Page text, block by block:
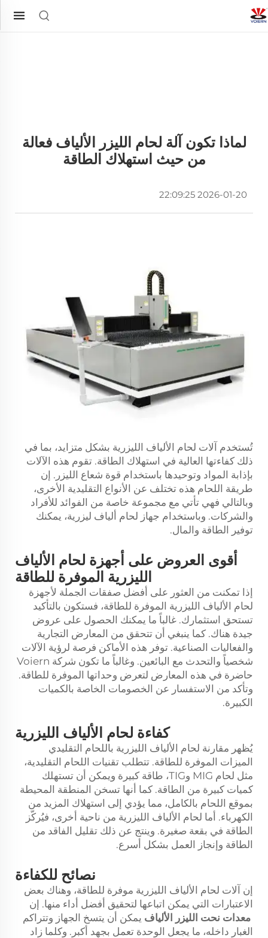
لماذا تكون آلة لحام الليزر الألياف فعالة
من حيث استهلاك الطاقة
2026-01-20 22:09:25
تُستخدم آلات لحام الألياف الليزرية بشكل متزايد، بما في
ذلك كفاءتها العالية في استهلاك الطاقة. تقوم هذه الآلات
بإذابة المواد وتوحيدها باستخدام قوة شعاع الليزر. إن
طريقة اللحام هذه تختلف عن الأنواع التقليدية الأخرى،
وبالتالي فهي تأتي مع مجموعة خاصة من الفوائد للأفراد
والشركات. وباستخدام جهاز لحام ألياف ليزرية، يمكنك
توفير الطاقة والمال.
أقوى العروض على أجهزة لحام الألياف
الليزرية الموفرة للطاقة
إذا تمكنت من العثور على أفضل صفقات الجملة لأجهزة
لحام الألياف الليزرية الموفرة للطاقة، فستكون بالتأكيد
تستحق استثمارك. غالباً ما يمكنك الحصول على عروض
جيدة هناك. كما ينبغي أن تتحقق من المعارض التجارية
والفعاليات الصناعية. توفر هذه الأماكن فرصة لرؤية الآلات
شخصياً والتحدث مع البائعين. وغالباً ما تكون شركة Voiern
حاضرة في هذه المعارض لتعرض وحداتها الموفرة للطاقة.
وتأكد من الاستفسار عن الخصومات الخاصة بالكميات
الكبيرة.
كفاءة لحام الألياف الليزرية
يُظهر مقارنة لحام الألياف الليزرية باللحام التقليدي
الميزات الموفرة للطاقة. تتطلب تقنيات اللحام التقليدية،
مثل لحام MIG وTIG، طاقة كبيرة ويمكن أن تستهلك
كميات كبيرة من الطاقة. كما أنها تسخن المنطقة المحيطة
بموقع اللحام بالكامل، مما يؤدي إلى استهلاك المزيد من
الكهرباء. أما لحام الألياف الليزرية من ناحية أخرى، فيُركّز
الطاقة في بقعة صغيرة. وينتج عن ذلك تقليل الفاقد من
الطاقة وإنجاز العمل بشكل أسرع.
نصائح للكفاءة
إن آلات لحام الألياف الليزرية موفرة للطاقة، وهناك بعض
الاعتبارات التي يمكن اتباعها لتحقيق أفضل أداء منها. إن
معدات نحت الليزر الألياف يمكن أن يتسخ الجهاز وتتراكم
الغبار داخله، ما يجعل الوحدة تعمل بجهد أكبر. وكلما زاد